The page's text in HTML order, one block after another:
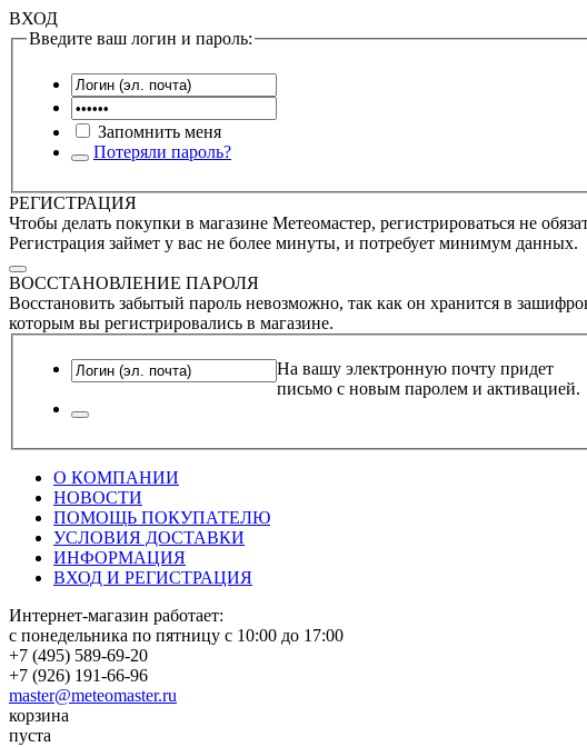
ВХОД
Введите ваш логин и пароль:
Запомнить меня
Потеряли пароль?
РЕГИСТРАЦИЯ
Чтобы делать покупки в магазине Метеомастер, регистрироваться не
Регистрация займет у вас не более минуты, и потребует минимум данных.
ВОССТАНОВЛЕНИЕ ПАРОЛЯ
Восстановить забытый пароль невозможно, так как он хранится в
которым вы регистрировались в магазине.
На вашу электронную почту придет
письмо с новым паролем и активацией.
О КОМПАНИИ
НОВОСТИ
ПОМОЩЬ ПОКУПАТЕЛЮ
УСЛОВИЯ ДОСТАВКИ
ИНФОРМАЦИЯ
ВХОД И РЕГИСТРАЦИЯ
Интернет-магазин работает:
с понедельника по пятницу с 10:00 до 17:00
+7 (495) 589-69-20
+7 (926) 191-66-96
master@meteomaster.ru
корзина
пуста